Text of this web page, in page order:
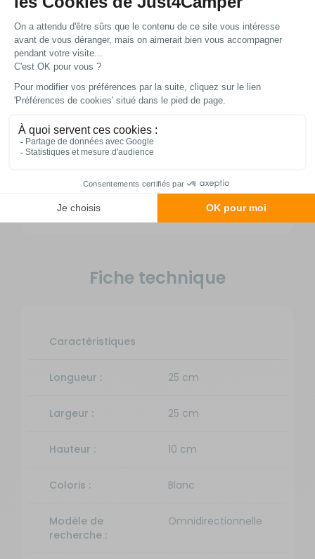
d’image et de son irréprochable, que vous
soyez en stationnement prolongé ou en
mouvement sur autoroute.
besoin de réorienter l’antenne à chaque
arrêt, un avantage majeur pour les
voyageurs en itinérance qui changent
fréquemment de lieu ; la compatibilité
avec les mâts de 30 mm permet aussi
sans adaptation coûteuse.
Fiche technique
Caractéristiques
Longueur : 25 cm
Largeur : 25 cm
Hauteur : 10 cm
Coloris : Blanc
Modèle de
recherche :
Omnidirectionnelle